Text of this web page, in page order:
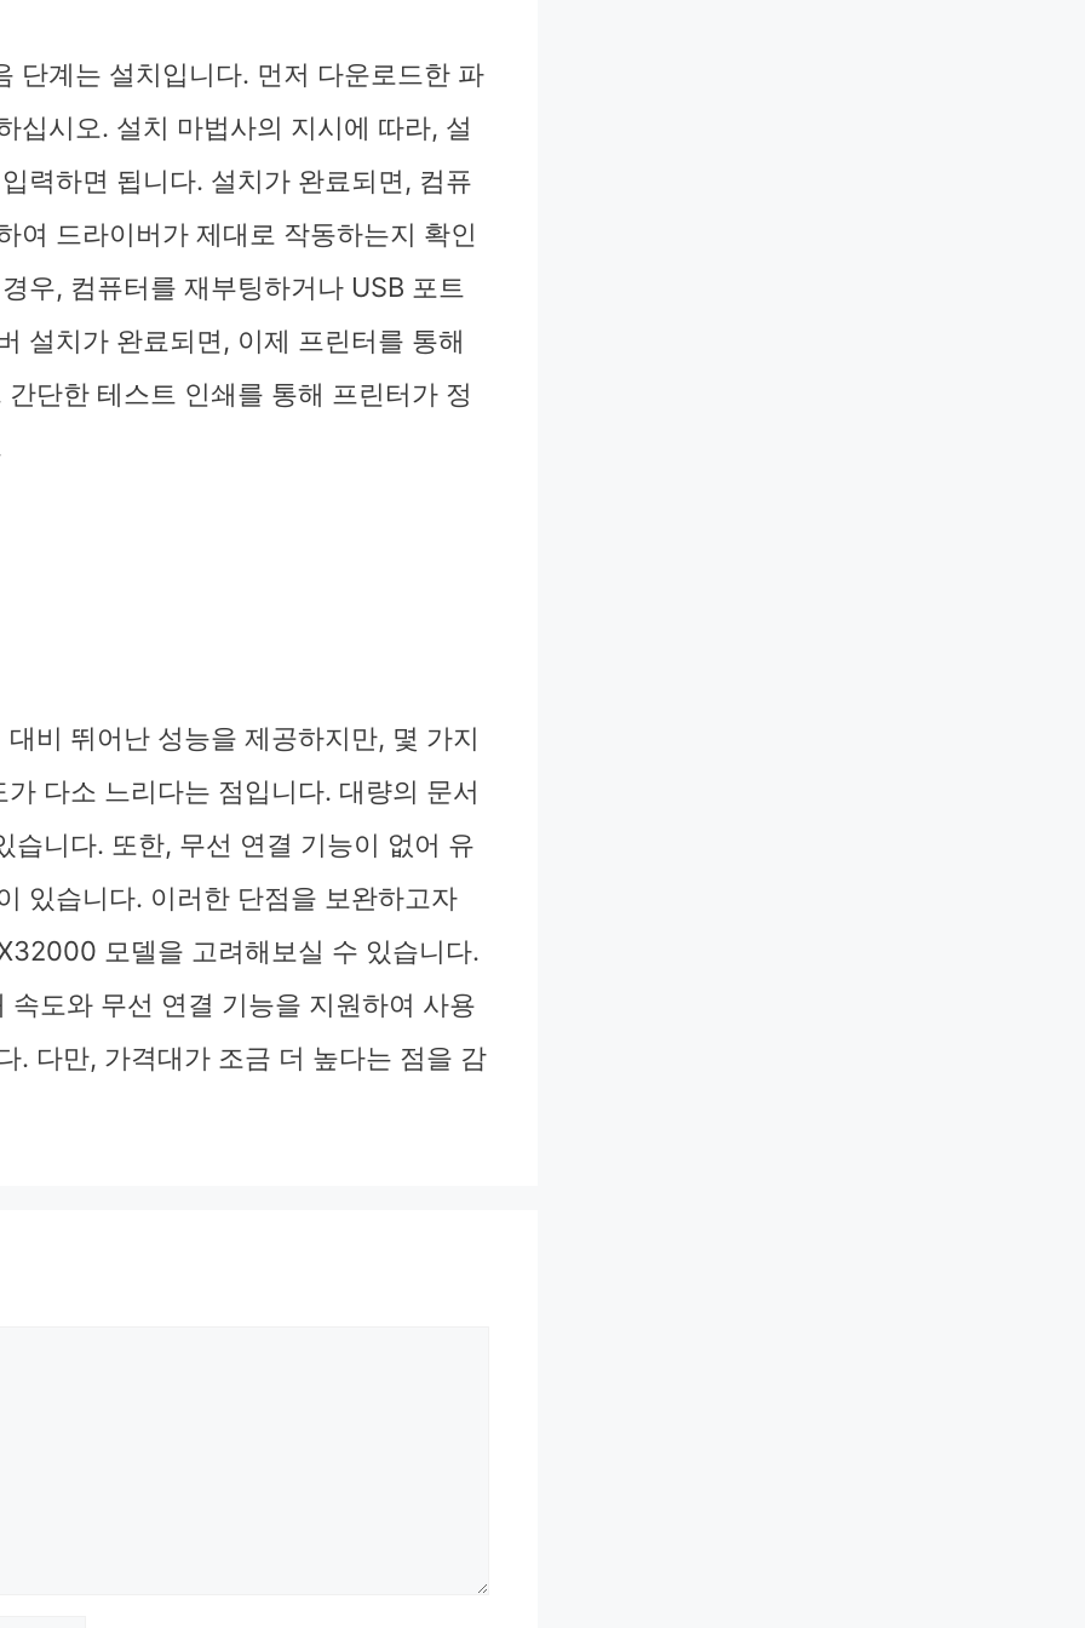
단계는 설치입니다. 먼저 다운로드한 파
십시오. 설치 마법사의 지시에 따라, 설
력하면 됩니다. 설치가 완료되면, 컴퓨
여 드라이버가 제대로 작동하는지 확인
우, 컴퓨터를 재부팅하거나 USB 포트
설치가 완료되면, 이제 프린터를 통해
단한 테스트 인쇄를 통해 프린터가 정
비 뛰어난 성능을 제공하지만, 몇 가지
다소 느리다는 점입니다. 대량의 문서
습니다. 또한, 무선 연결 기능이 없어 유
있습니다. 이러한 단점을 보완하고자
모델을 고려해보실 수 있습니다.
도와 무선 연결 기능을 지원하여 사용
. 다만, 가격대가 조금 더 높다는 점을 감